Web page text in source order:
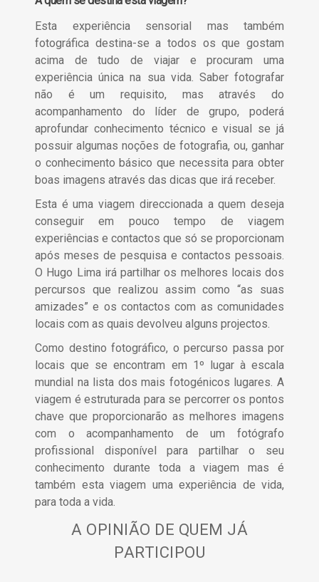
Esta experiência sensorial mas também
fotográfica destina-se a todos os que gostam
acima de tudo de viajar e procuram uma
experiência única na sua vida. Saber fotografar
não é um requisito, mas através do
acompanhamento do líder de grupo, poderá
aprofundar conhecimento técnico e visual se já
possuir algumas noções de fotografia, ou, ganhar
o conhecimento básico que necessita para obter
boas imagens através das dicas que irá receber.
Esta é uma viagem direccionada a quem deseja
conseguir em pouco tempo de viagem
experiências e contactos que só se proporcionam
após meses de pesquisa e contactos pessoais.
O Hugo Lima irá partilhar os melhores locais dos
percursos que realizou assim como “as suas
amizades” e os contactos com as comunidades
locais com as quais devolveu alguns projectos.
Como destino fotográfico, o percurso passa por
locais que se encontram em 1º lugar à escala
mundial na lista dos mais fotogénicos lugares. A
viagem é estruturada para se percorrer os pontos
chave que proporcionarão as melhores imagens
com o acompanhamento de um fotógrafo
profissional disponível para partilhar o seu
conhecimento durante toda a viagem mas é
também esta viagem uma experiência de vida,
para toda a vida.
A OPINIÃO DE QUEM JÁ
PARTICIPOU